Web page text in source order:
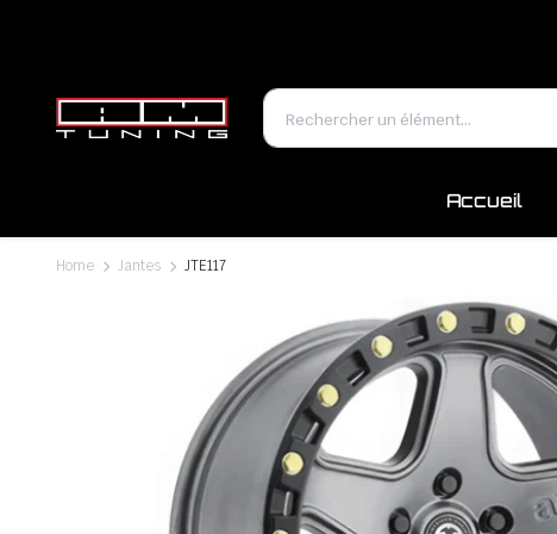
Accueil
Home Jantes JTE117